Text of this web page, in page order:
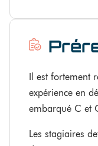
Il est fortement
expérience en
embarqué C et
Les stagiaires